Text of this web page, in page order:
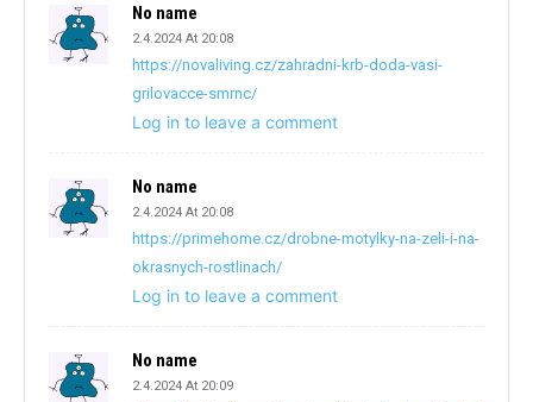
No name
2.4.2024 At 20:08
https://novaliving.cz/zahradni-krb-doda-vasi-
grilovacce-smrnc/
Log in to leave a comment
No name
2.4.2024 At 20:08
https://primehome.cz/drobne-motylky-na-zeli-i-na-
okrasnych-rostlinach/
Log in to leave a comment
No name
2.4.2024 At 20:09